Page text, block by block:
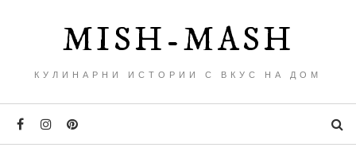
MISH-MASH
КУЛИНАРНИ ИСТОРИИ С ВКУС НА ДОМ